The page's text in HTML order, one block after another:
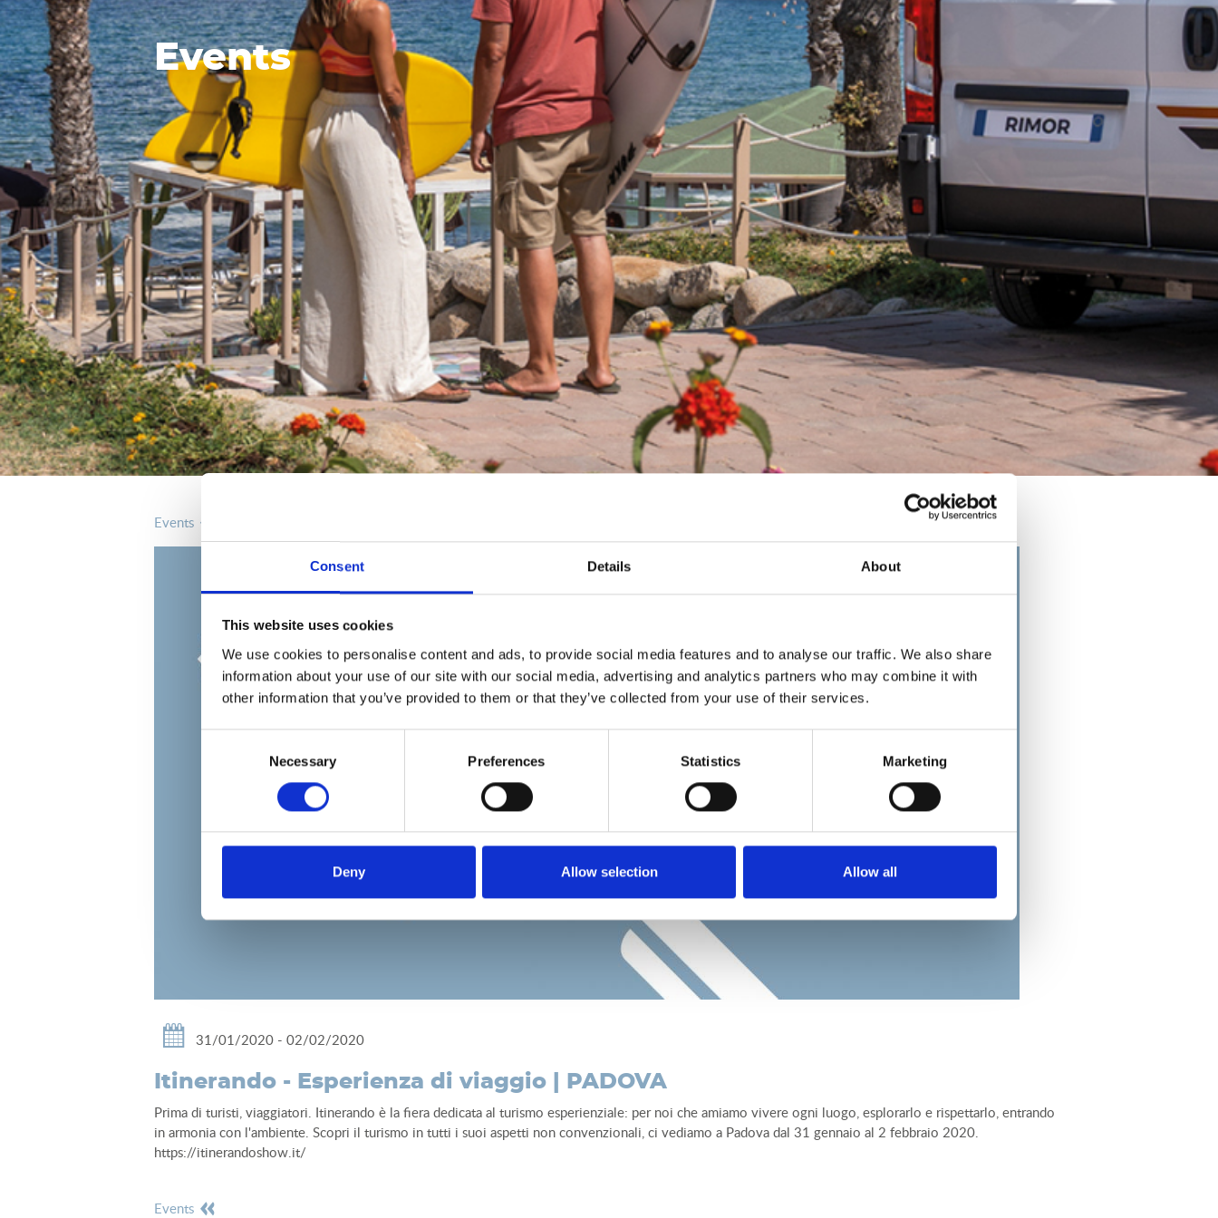
Consent Details About
This website uses cookies
We use cookies to personalise content and ads, to provide social media features and to analyse our traffic. We also share
information about your use of our site with our social media, advertising and analytics partners who may combine it with
other information that you’ve provided to them or that they’ve collected from your use of their services.
Necessary Preferences Statistics Marketing
Deny Allow selection Allow all
Events
events
31/01/2020 - 02/02/2020
Itinerando - Esperienza di viaggio | PADOVA
Prima di turisti, viaggiatori. Itinerando è la fiera dedicata al turismo esperienziale: per noi che amiamo vivere ogni luogo, esplorarlo e rispettarlo, entrando
in armonia con l'ambiente. Scopri il turismo in tutti i suoi aspetti non convenzionali, ci vediamo a Padova dal 31 gennaio al 2 febbraio 2020.
https://itinerandoshow.it/
events